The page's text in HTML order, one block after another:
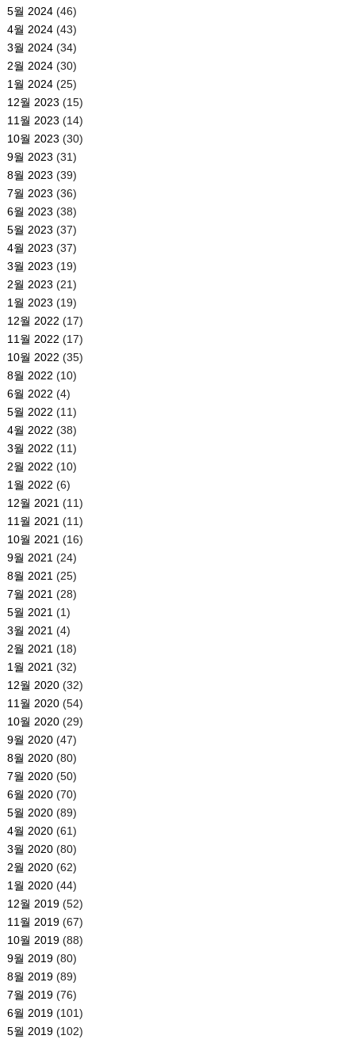
5월 2024(46)
4월 2024(43)
3월 2024(34)
2월 2024(30)
1월 2024(25)
12월 2023 (15)
11월 2023 (14)
10월 2023 (30)
9월 2023 (31)
8월 2023 (39)
7월 2023 (36)
6월 2023 (38)
5월 2023 (37)
4월 2023 (37)
3월 2023 (19)
2월 2023 (21)
1월 2023 (19)
12월 2022 (17)
11월 2022 (17)
10월 2022 (35)
8월 2022 (10)
6월 2022 (4)
5월 2022 (11)
4월 2022 (38)
3월 2022 (11)
2월 2022 (10)
1월 2022 (6)
12월 2021 (11)
11월 2021 (11)
10월 2021 (16)
9월 2021 (24)
8월 2021 (25)
7월 2021 (28)
5월 2021 (1)
3월 2021 (4)
2월 2021 (18)
1월 2021 (32)
12월 2020(32)
11월 2020(54)
10월 2020(29)
9월 2020(47)
8월 2020(80)
7월 2020(50)
6월 2020(70)
5월 2020(89)
4월 2020(61)
3월 2020(80)
2월 2020(62)
1월 2020(44)
12월 2019(52)
11월 2019(67)
10월 2019(88)
9월 2019(80)
8월 2019(89)
7월 2019(76)
6월 2019(101)
5월 2019(102)